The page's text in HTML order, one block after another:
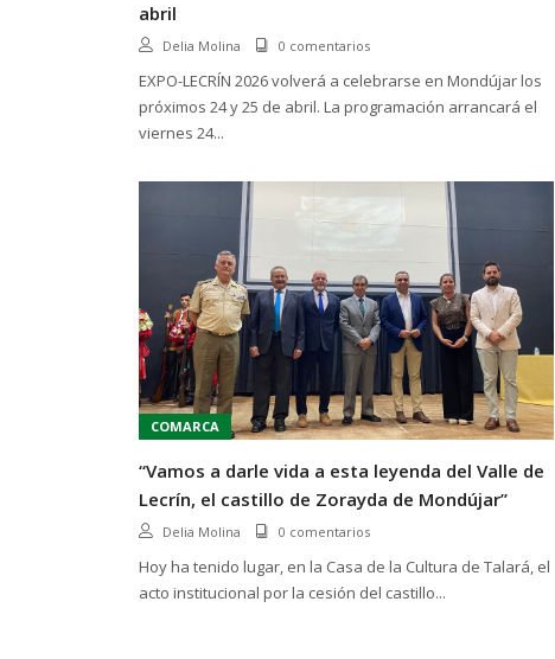
abril
Delia Molina 0 comentarios
EXPO-LECRÍN 2026 volverá a celebrarse en Mondújar los
próximos 24 y 25 de abril. La programación arrancará el
viernes 24...
COMARCA
“Vamos a darle vida a esta leyenda del Valle de
Lecrín, el castillo de Zorayda de Mondújar”
Delia Molina 0 comentarios
Hoy ha tenido lugar, en la Casa de la Cultura de Talará, el
acto institucional por la cesión del castillo...